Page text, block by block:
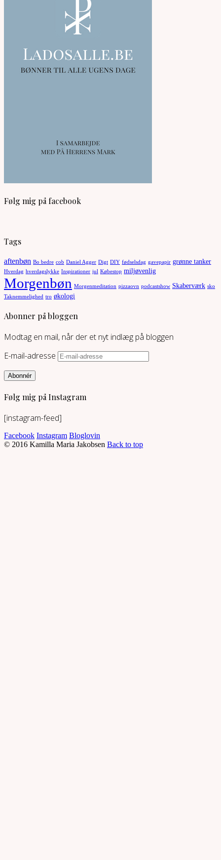
Følg mig på facebook
Tags
aftenbøn Bo bedre cob Daniel Agger Digt DIY fødselsdag gavepapir grønne tanker
Hverdag hverdagslykke Inspirationer jul Købestop miljøvenlig
Morgenbøn Morgenmeditation pizzaovn podcastshow Skaberværk sko
Taknemmelighed tro økologi
Abonner på bloggen
Modtag en mail, når der et nyt indlæg på bloggen
E-mail-adresse
Abonnér
Følg mig på Instagram
[instagram-feed]
Facebook Instagram Bloglovin
© 2016 Kamilla Maria Jakobsen Back to top